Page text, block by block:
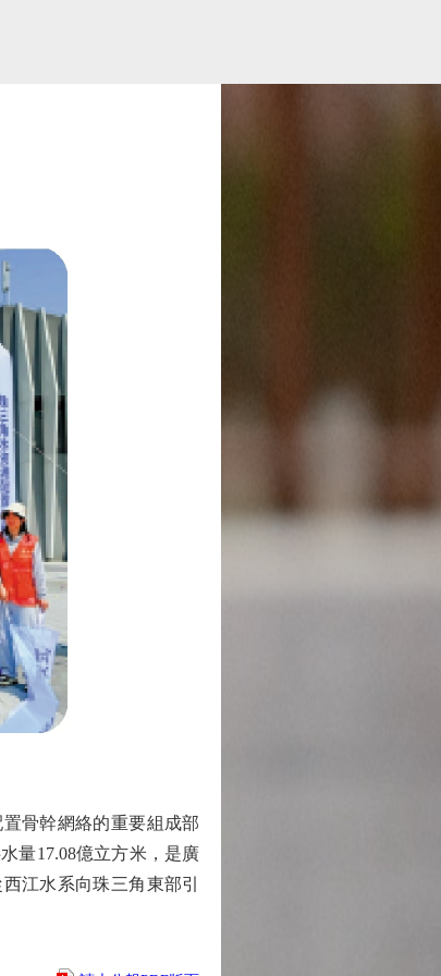
骨幹網絡的重要組成部
量17.08億立方米，是廣
江水系向珠三角東部引